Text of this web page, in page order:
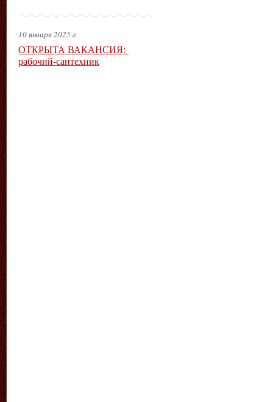
10 января 2025 г.
ОТКРЫТА ВАКАНСИЯ:
рабочий-сантехник